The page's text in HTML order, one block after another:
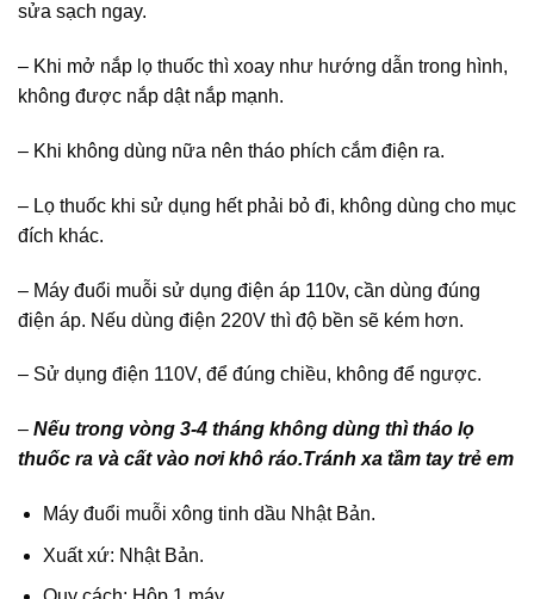
sửa sạch ngay.
– Khi mở nắp lọ thuốc thì xoay như hướng dẫn trong hình,
không được nắp dật nắp mạnh.
– Khi không dùng nữa nên tháo phích cắm điện ra.
– Lọ thuốc khi sử dụng hết phải bỏ đi, không dùng cho mục
đích khác.
– Máy đuổi muỗi sử dụng điện áp 110v, cần dùng đúng
điện áp. Nếu dùng điện 220V thì độ bền sẽ kém hơn.
– Sử dụng điện 110V, để đúng chiều, không để ngược.
– Nếu trong vòng 3-4 tháng không dùng thì tháo lọ
thuốc ra và cất vào nơi khô ráo.Tránh xa tầm tay trẻ em
Máy đuổi muỗi xông tinh dầu Nhật Bản.
Xuất xứ: Nhật Bản.